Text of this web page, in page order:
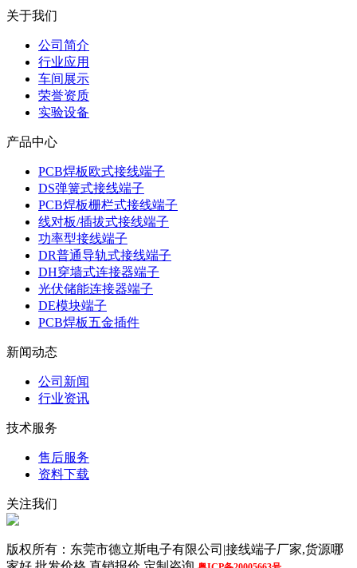
关于我们
公司简介
行业应用
车间展示
荣誉资质
实验设备
产品中心
PCB焊板欧式接线端子
DS弹簧式接线端子
PCB焊板栅栏式接线端子
线对板/插拔式接线端子
功率型接线端子
DR普通导轨式接线端子
DH穿墙式连接器端子
光伏储能连接器端子
DE模块端子
PCB焊板五金插件
新闻动态
公司新闻
行业资讯
技术服务
售后服务
资料下载
关注我们
版权所有：东莞市德立斯电子有限公司|接线端子厂家,货源哪